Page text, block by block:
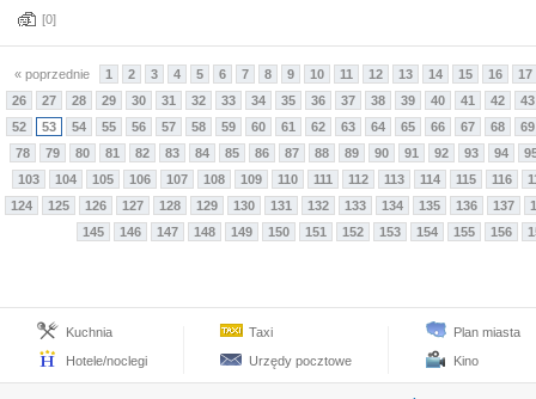
[0]
« poprzednie 1 2 3 4 5 6 7 8 9 10 11 12 13 14 15 16
17
26
27 28 29 30 31 32 33 34 35 36 37 38 39 40 41 42
43
52
53 54 55 56 57 58 59 60 61 62 63 64 65 66 67 68
69
78
79 80 81 82 83 84 85 86 87 88 89 90 91 92 93 94
103
104 105 106 107 108 109 110 111 112 113 114 115 116
124
125 126 127 128 129 130 131 132 133 134 135 136 137
145
146 147 148 149 150 151 152 153 154 155 156
Kuchnia
Hotele/noclegi
Taxi
Urzędy pocztowe
Plan miasta
Kino